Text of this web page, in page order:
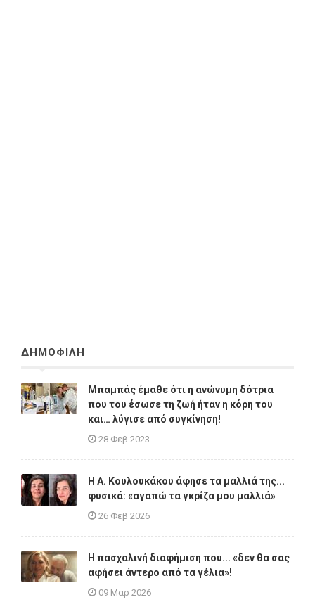
ΔΗΜΟΦΙΛΗ
Μπαμπάς έμαθε ότι η ανώνυμη δότρια
που του έσωσε τη ζωή ήταν η κόρη του
και… λύγισε από συγκίνηση!
28 Φεβ 2023
Η A. Κουλουκάκου άφησε τα μαλλιά της...
φυσικά: «αγαπώ τα γκρίζα μου μαλλιά»
26 Φεβ 2026
Η πασχαλινή διαφήμιση που... «δεν θα σας
αφήσει άντερο από τα γέλια»!
09 Μαρ 2026